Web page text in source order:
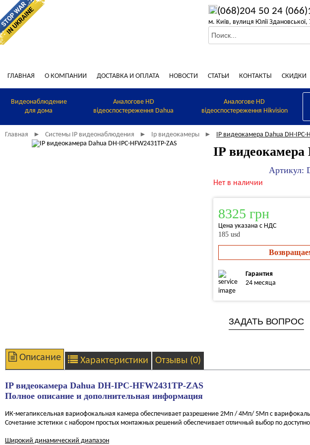
(068)204 50 24
м. Київ, вулиця Юлії Здановської,
ГЛАВНАЯ О КОМПАНИИ ДОСТАВКА И ОПЛАТА НОВОСТИ СТАТЬИ КОНТАКТЫ СКИДКИ
Видеонаблюдение
для дома
Аналогове HD
відеоспостереження Dahua
Аналогове HD
відеоспостереження Hikvision
Главная ► Системы IP видеонаблюдения ► Ip видеокамеры ► IP видеокамера Dahua DH-IPC-
IP
Артикул:
Нет в наличии
8325 грн
Цена указана с НДС
185 usd
Гарантия
24 месяца
ЗАДАТЬ ВОПРОС
Описание Характеристики Отзывы (0)
IP видеокамера Dahua DH-IPC-HFW2431TP-ZAS
Полное описание и дополнительная информация
ИК-мегапиксельная вариофокальная камера обеспечивает разрешение 2Mп / 4Mп/ 5Mп с
Сочетание эстетики с набором простых монтажных решений обеспечивает отличный выбор по
Широкий динамический диапазон